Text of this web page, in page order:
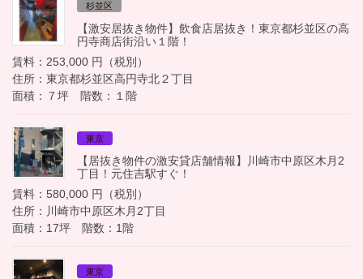
杉並区
【激安居抜き物件】飲食店居抜き！東京都杉並区の高
円寺商店街沿い１階！
賃料：253,000 円（税別）
住所：東京都杉並区高円寺北２丁目
面積：７坪 階数：１階
東京
【居抜き物件の激安貸店舗情報】川崎市中原区木月2
丁目！元住吉駅すぐ！
賃料：580,000 円（税別）
住所：川崎市中原区木月2丁目
面積：17坪 階数：1階
東京